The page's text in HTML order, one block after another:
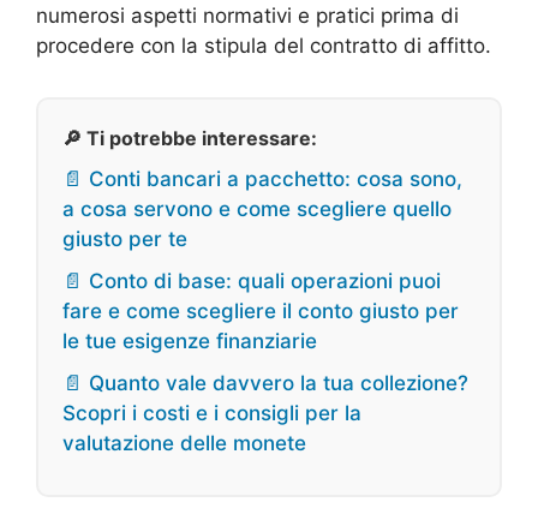
numerosi aspetti normativi e pratici prima di
procedere con la stipula del contratto di affitto.
🔎 Ti potrebbe interessare:
📄 Conti bancari a pacchetto: cosa sono,
a cosa servono e come scegliere quello
giusto per te
📄 Conto di base: quali operazioni puoi
fare e come scegliere il conto giusto per
le tue esigenze finanziarie
📄 Quanto vale davvero la tua collezione?
Scopri i costi e i consigli per la
valutazione delle monete